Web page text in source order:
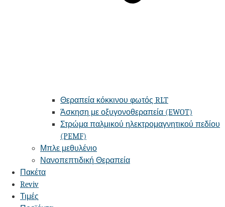
Θεραπεία κόκκινου φωτός RLT
Άσκηση με οξυγονοθεραπεία (EWOT)
Στρώμα παλμικού ηλεκτρομαγνητικού πεδίου
(PEMF)
Μπλε μεθυλένιο
Νανοπεπτιδική Θεραπεία
Πακέτα
Reviv
Τιμές